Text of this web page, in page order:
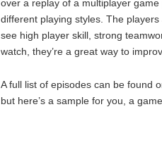
over a replay of a multiplayer
different playing styles. The
see high player skill, strong
watch, they’re a great way to
A full list of episodes can be found
but here’s a sample for you, a